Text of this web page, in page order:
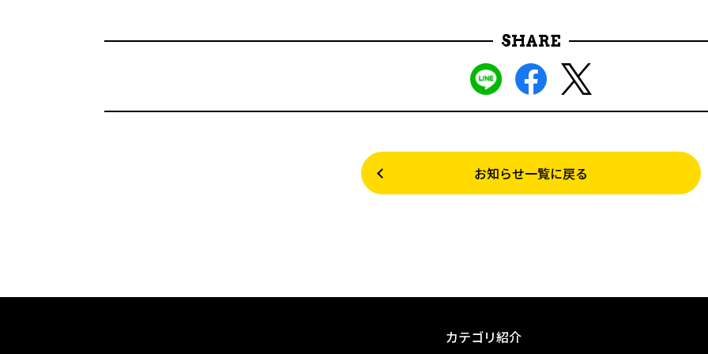
SHARE
お知らせ一覧に戻る
カテゴリ紹介